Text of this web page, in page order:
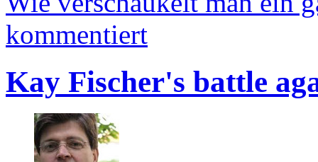
kommentiert
Kay Fischer's battle